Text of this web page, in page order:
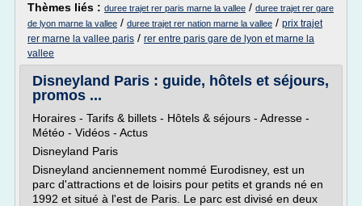
Thèmes liés : duree trajet rer paris marne la vallee / duree trajet rer gare
de lyon marne la vallee / duree trajet rer nation marne la vallee / prix trajet
rer marne la vallee paris / rer entre paris gare de lyon et marne la
vallee
Disneyland Paris : guide, hôtels et séjours,
promos ...
Horaires - Tarifs & billets - Hôtels & séjours - Adresse -
Météo - Vidéos - Actus
Disneyland Paris
Disneyland anciennement nommé Eurodisney, est un
parc d'attractions et de loisirs pour petits et grands né en
1992 et situé à l'est de Paris. Le parc est divisé en deux